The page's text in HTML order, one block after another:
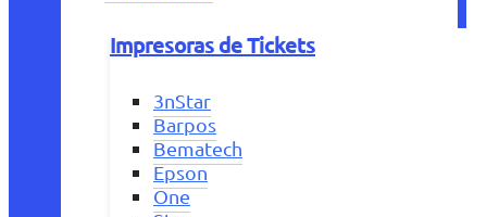
Impresoras de Tickets
3nStar
Barpos
Bematech
Epson
One